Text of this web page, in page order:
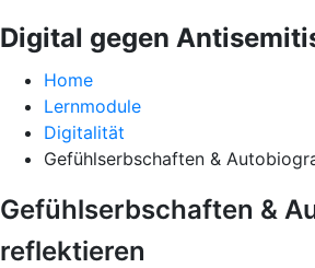
Digital gegen
Home
Lernmodule
Digitalität
Gefühlserbschaften &
Gefühlserbschaften &
reflektieren